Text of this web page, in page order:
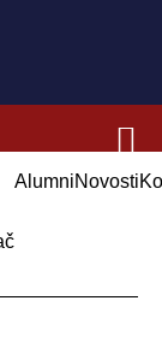
AlumniNovosti